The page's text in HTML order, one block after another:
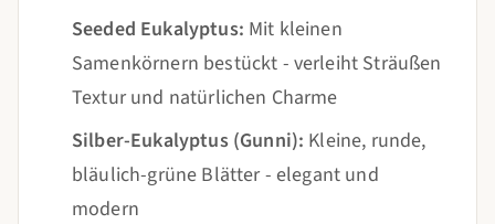
Seeded Eukalyptus: Mit kleinen
Samenkörnern bestückt - verleiht Sträußen
Textur und natürlichen Charme
Silber-Eukalyptus (Gunni): Kleine, runde,
bläulich-grüne Blätter - elegant und
modern